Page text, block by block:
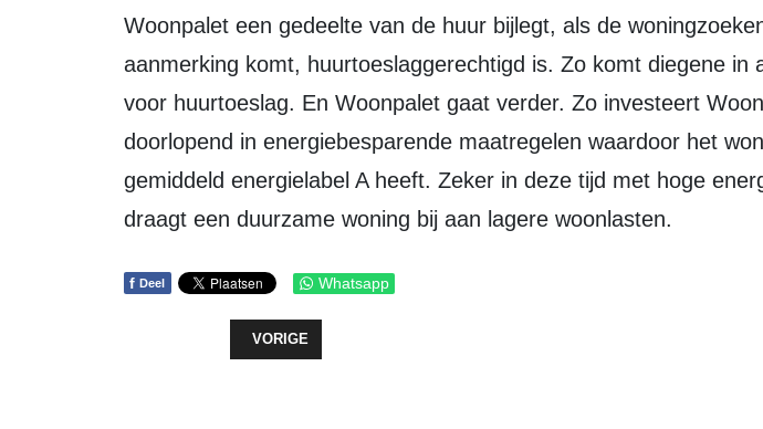
Woonpalet een gedeelte van de huur bijlegt, als de
aanmerking komt, huurtoeslaggerechtigd is. Zo komt diegene in
voor huurtoeslag. En Woonpalet gaat verder. Zo investeert
doorlopend in energiebesparende maatregelen waardoor het
gemiddeld energielabel A heeft. Zeker in deze tijd met hoge
draagt een duurzame woning bij aan lagere woonlasten.
f Deel Whatsapp
VORIG ARTIKEL: HET GEHEIM ACHTER DE VERDWIJNING VAN WILHELM
VORIGE